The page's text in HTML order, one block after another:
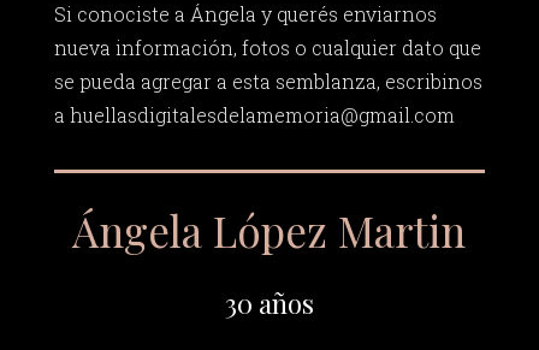
Si conociste a Ángela y querés enviarnos
nueva información, fotos o cualquier dato que
se pueda agregar a esta semblanza, escribinos
a huellasdigitalesdelamemoria@gmail.com
Ángela López Martin
30 años